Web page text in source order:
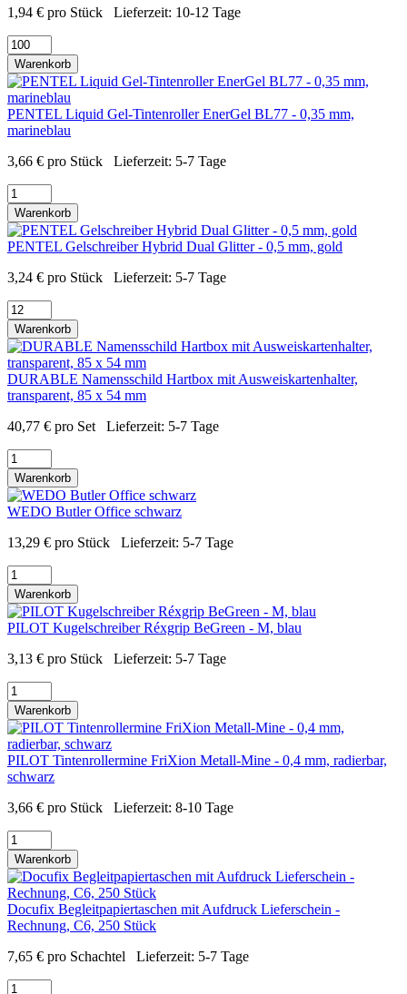
1,94 € pro Stück Lieferzeit: 10-12 Tage
Warenkorb
PENTEL Liquid Gel-Tintenroller EnerGel BL77 - 0,35 mm,
marineblau
3,66 € pro Stück Lieferzeit: 5-7 Tage
Warenkorb
PENTEL Gelschreiber Hybrid Dual Glitter - 0,5 mm, gold
3,24 € pro Stück Lieferzeit: 5-7 Tage
Warenkorb
DURABLE Namensschild Hartbox mit Ausweiskartenhalter,
transparent, 85 x 54 mm
40,77 € pro Set Lieferzeit: 5-7 Tage
Warenkorb
WEDO Butler Office schwarz
13,29 € pro Stück Lieferzeit: 5-7 Tage
Warenkorb
PILOT Kugelschreiber Réxgrip BeGreen - M, blau
3,13 € pro Stück Lieferzeit: 5-7 Tage
Warenkorb
PILOT Tintenrollermine FriXion Metall-Mine - 0,4 mm, radierbar,
schwarz
3,66 € pro Stück Lieferzeit: 8-10 Tage
Warenkorb
Docufix Begleitpapiertaschen mit Aufdruck Lieferschein -
Rechnung, C6, 250 Stück
7,65 € pro Schachtel Lieferzeit: 5-7 Tage